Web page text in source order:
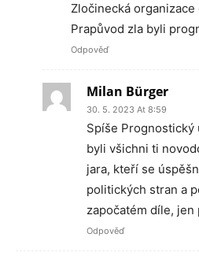
Zločinecká
Prapůvod zla byli
Odpověď
Milan Bürger
30. 5. 2023 At 8:59
Spíše Prognostický
byli všichni ti
jara, kteří se
politických stran a
započatém díle,
Odpověď